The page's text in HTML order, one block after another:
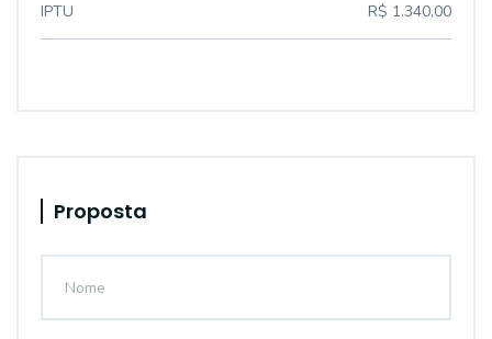
IPTU R$ 1.340,00
Proposta